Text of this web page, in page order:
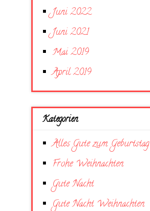
Juni 2022
Juni 2021
Mai 2019
April 2019
Kategorien
Alles Gute zum Geburtstag
Frohe Weihnachten
Gute Nacht
Gute Nacht Weihnachten